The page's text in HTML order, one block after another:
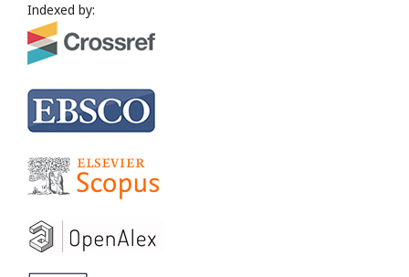
Indexed by: